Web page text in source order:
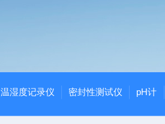
温湿度记录仪 密封性测试仪 pH计